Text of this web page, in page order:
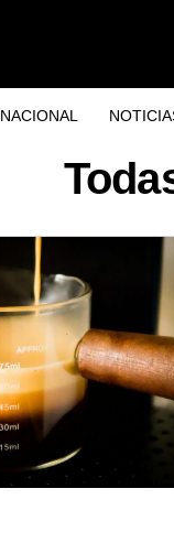
NACIONAL